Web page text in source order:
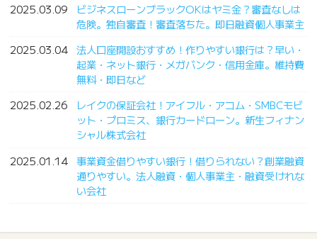
2025.03.09
ビジネスローンブラックOKはヤミ金？審査なしは
危険。独自審査！審査落ちた。即日融資個人事業主
2025.03.04 法人口座開設おすすめ！作りやすい銀行は？早い・
起業・ネット銀行・メガバンク・信用金庫。維持費
無料・即日など
2025.02.26
レイクの保証会社！アイフル・アコム・SMBCモビ
ット・プロミス、銀行カードローン。新生フィナン
シャル株式会社
2025.01.14 事業資金借りやすい銀行！借りられない？創業融資
通りやすい。法人融資・個人事業主・融資受けれな
い会社